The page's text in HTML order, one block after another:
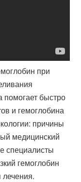
при
быстро
и гемоглобина
причины
медицинский
специалисты
гемоглобин